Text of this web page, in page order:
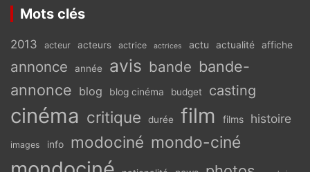
Mots clés
2013 acteur acteurs actrice actrices actu actualité affiche
annonce année avis bande bande-
annonce blog blog cinéma budget casting
cinéma critique durée film films histoire
images info modociné mondo-ciné